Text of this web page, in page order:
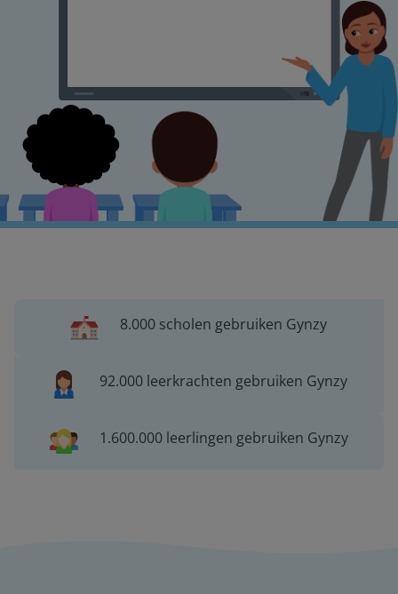
8.000 scholen gebruiken Gynzy
92.000 leerkrachten gebruiken Gynzy
1.600.000 leerlingen gebruiken Gynzy